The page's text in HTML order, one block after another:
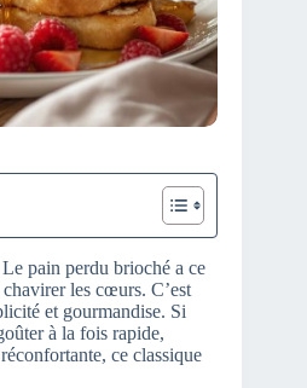
pain perdu brioché a ce
les cœurs. C’est
et gourmandise. Si
à la fois rapide,
ce classique